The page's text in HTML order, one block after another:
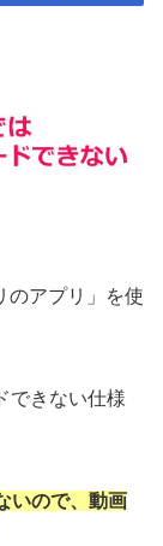
のアプリ」を使
できない仕様
いので、動画